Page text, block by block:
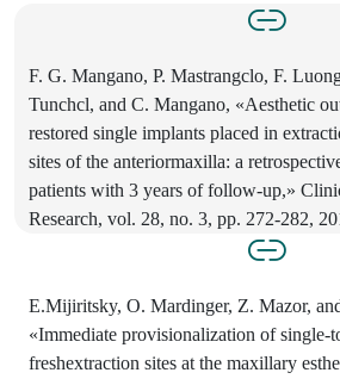
F. G. Mangano, P. Mastrangclo, F.
Tunchcl, and C. Mangano, «Aesthetic
restored single implants placed in
sites of the anteriormaxilla: a
patients with 3 years of follow-up,»
Research, vol. 28, no. 3, pp. 272-282,
E.Mijiritsky, O. Mardinger, Z. Mazor,
«Immediate provisionalization of single-
freshextraction sites at the maxillary